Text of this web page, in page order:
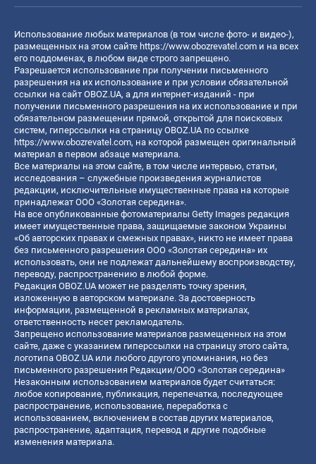
Использование любых материалов (в том числе фото- и видео-),
размещенных на этом сайте https://www.obozrevatel.com и на всех
его поддоменах, в любом виде строго запрещено.
Разрешается использование при получении письменного
разрешения на их использование и при условии обязательной
ссылки на сайт OBOZ.UA, а для интернет-изданий - при
получении письменного разрешения на их использование и при
обязательном размещении прямой, открытой для поисковых
систем, гиперссылки на страницу OBOZ.UA по ссылке
https://www.obozrevatel.com, на которой размещен оригинальный
материал в первом абзаце материала.
Все материалы на этом сайте, в том числе интервью, статьи,
исследования – служебные произведения журналистов
редакции, исключительные имущественные права на которые
принадлежат ООО «Золотая середина».
На все опубликованные фотоматериалы Getty Images редакция
имеет имущественные права, защищаемые законом Украины
«Об авторских правах и смежных правах», никто не имеет права
без письменного разрешения ООО «Золотая середина» их
использовать, они не подлежат дальнейшему воспроизводству,
переводу, распространению в любой форме.
Редакция OBOZ.UA может не разделять точку зрения,
изложенную в авторском материале. За достоверность
информации, размещенной в рекламных материалах,
ответственность несет рекламодатель.
Запрещено использование материалов размещенных на этом
сайте, даже с указанием гиперссылки на страницу этого сайта,
логотипа OBOZ.UA или любого другого упоминания, но без
письменного разрешения Редакции/ООО «Золотая середина»
Незаконным использованием материалов будет считаться:
любое копирование, публикация, перепечатка, последующее
распространение, использование, переработка с
использованием, включением в состав других материалов,
распространение, адаптация, перевод и другие подобные
изменения материала.